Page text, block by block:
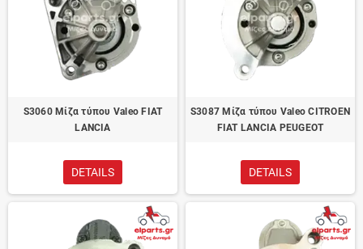
S3060 Μίζα τύπου Valeo FIAT
LANCIA
DETAILS
S3087 Μίζα τύπου Valeo CITROEN
FIAT LANCIA PEUGEOT
DETAILS